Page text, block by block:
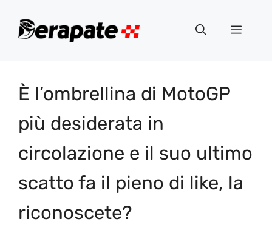
Menu
È l’ombrellina di MotoGP
più desiderata in
circolazione e il suo ultimo
scatto fa il pieno di like, la
riconoscete?